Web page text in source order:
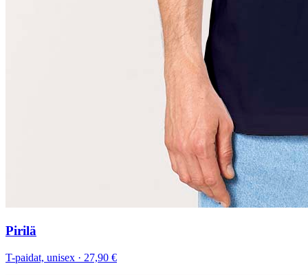
Pirilä
T-paidat, unisex · 27,90 €